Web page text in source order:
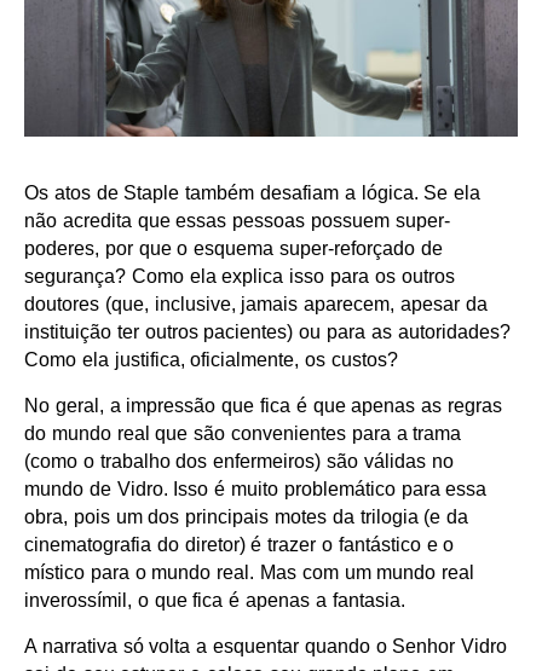
Os atos de Staple também desafiam a lógica. Se ela
não acredita que essas pessoas possuem super-
poderes, por que o esquema super-reforçado de
segurança? Como ela explica isso para os outros
doutores (que, inclusive, jamais aparecem, apesar da
instituição ter outros pacientes) ou para as autoridades?
Como ela justifica, oficialmente, os custos?
No geral, a impressão que fica é que apenas as regras
do mundo real que são convenientes para a trama
(como o trabalho dos enfermeiros) são válidas no
mundo de Vidro. Isso é muito problemático para essa
obra, pois um dos principais motes da trilogia (e da
cinematografia do diretor) é trazer o fantástico e o
místico para o mundo real. Mas com um mundo real
inverossímil, o que fica é apenas a fantasia.
A narrativa só volta a esquentar quando o Senhor Vidro